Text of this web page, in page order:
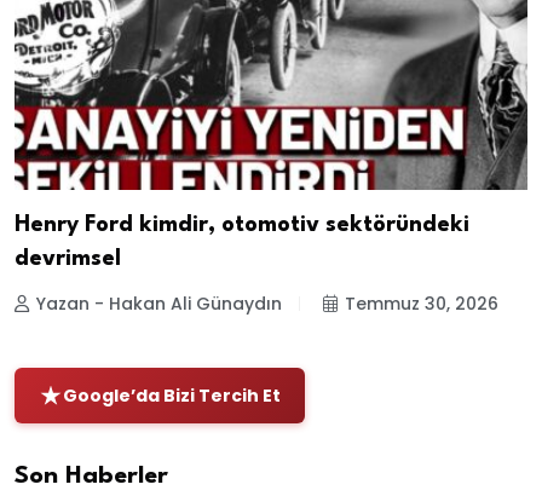
Henry Ford kimdir, otomotiv sektöründeki
devrimsel
Yazan - Hakan Ali Günaydın Temmuz 30, 2026
Google’da Bizi Tercih Et
Son Haberler